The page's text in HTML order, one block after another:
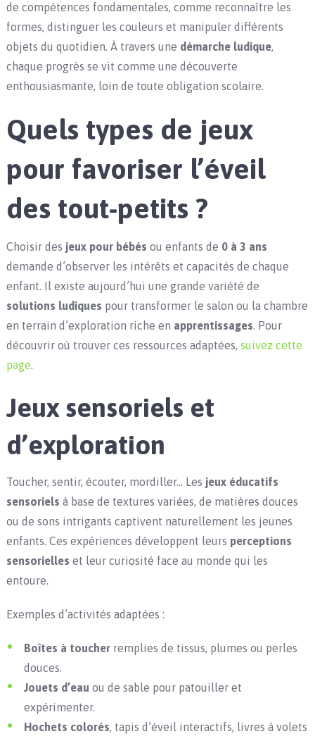
de compétences fondamentales, comme reconnaître les
formes, distinguer les couleurs et manipuler différents
objets du quotidien. À travers une démarche ludique,
chaque progrès se vit comme une découverte
enthousiasmante, loin de toute obligation scolaire.
Quels types de jeux
pour favoriser l’éveil
des tout-petits ?
Choisir des jeux pour bébés ou enfants de 0 à 3 ans
demande d’observer les intérêts et capacités de chaque
enfant. Il existe aujourd’hui une grande variété de
solutions ludiques pour transformer le salon ou la chambre
en terrain d’exploration riche en apprentissages. Pour
découvrir où trouver ces ressources adaptées, suivez cette
page.
Jeux sensoriels et
d’exploration
Toucher, sentir, écouter, mordiller… Les jeux éducatifs
sensoriels à base de textures variées, de matières douces
ou de sons intrigants captivent naturellement les jeunes
enfants. Ces expériences développent leurs perceptions
sensorielles et leur curiosité face au monde qui les
entoure.
Exemples d’activités adaptées :
Boîtes à toucherremplies de tissus, plumes ou perles
douces.
Jouets d’eau ou de sable pour patouiller et
expérimenter.
Hochets colorés, tapis d’éveil interactifs, livres à volets